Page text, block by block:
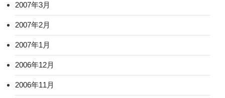
2007年3月
2007年2月
2007年1月
2006年12月
2006年11月